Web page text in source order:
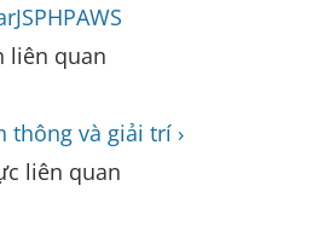
PHPAWS
liên quan
thông và giải trí ›
liên quan